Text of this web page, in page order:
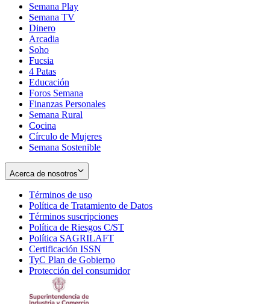
Semana Play
Semana TV
Dinero
Arcadia
Soho
in
new
window
Fucsia
in
new
window
4 Patas
Educación
Foros Semana
Finanzas Personales
Semana Rural
Cocina
Círculo de Mujeres
Semana Sostenible
Acerca de nosotros
Términos de uso
in
new
window
Política de Tratamiento de Datos
Términos suscripciones
in
Política de Riesgos C/ST
Política SAGRILAFT
new
window
Certificación ISSN
in
new
TyC Plan de Gobierno
in
Protección del consumidorOpens